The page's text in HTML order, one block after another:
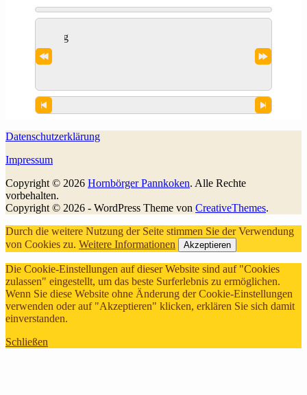
Datenschutzerklärung
Impressum
Copyright © 2026 Hornbörger Pannkoken. Alle Rechte
vorbehalten.
Copyright © 2026 - WordPress Theme von CreativeThemes.
Durch die weitere Nutzung der Seite stimmen Sie der Verwendung
von Cookies zu. Weitere Informationen Akzeptieren
Die Cookie-Einstellungen auf dieser Website sind auf "Cookies
zulassen" eingestellt, um das beste Surferlebnis zu ermöglichen.
Wenn Sie diese Website ohne Änderung der Cookie-Einstellungen
verwenden oder auf "Akzeptieren" klicken, erklären Sie sich damit
einverstanden.
Schließen